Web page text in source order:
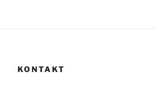
KONTAKT